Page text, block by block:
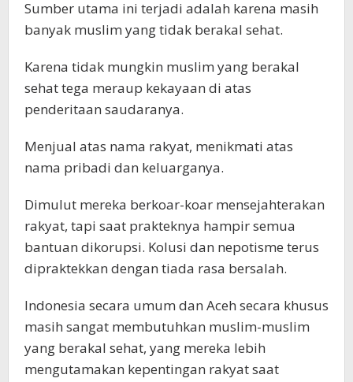
Sumber utama ini terjadi adalah karena masih
banyak muslim yang tidak berakal sehat.
Karena tidak mungkin muslim yang berakal
sehat tega meraup kekayaan di atas
penderitaan saudaranya.
Menjual atas nama rakyat, menikmati atas
nama pribadi dan keluarganya.
Dimulut mereka berkoar-koar mensejahterakan
rakyat, tapi saat prakteknya hampir semua
bantuan dikorupsi. Kolusi dan nepotisme terus
dipraktekkan dengan tiada rasa bersalah.
Indonesia secara umum dan Aceh secara khusus
masih sangat membutuhkan muslim-muslim
yang berakal sehat, yang mereka lebih
mengutamakan kepentingan rakyat saat